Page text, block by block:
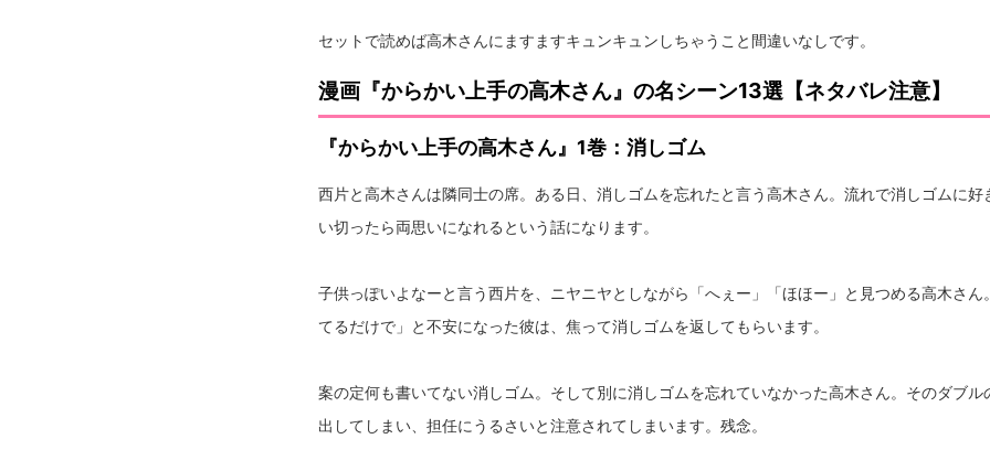
セットで読めば高木さんにますますキュンキュンしちゃうこと間違いなしです。
漫画『からかい上手の高木さん』の名シーン13選【ネタバレ注意】
『からかい上手の高木さん』1巻：消しゴム
西片と高木さんは隣同士の席。ある日、消しゴムを忘れたと言う高木さん。流れで消しゴムに好
い切ったら両思いになれるという話になります。
子供っぽいよなーと言う西片を、ニヤニヤとしながら「へぇー」「ほほー」と見つめる高木さ
てるだけで」と不安になった彼は、焦って消しゴムを返してもらいます。
案の定何も書いてない消しゴム。そして別に消しゴムを忘れていなかった高木さん。そのダブル
出してしまい、担任にうるさいと注意されてしまいます。残念。